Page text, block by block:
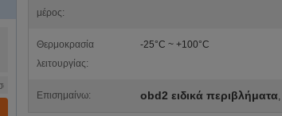
μέρος:
Θερμοκρασία
λειτουργίας:
-25°C ~ +100°C
Επισημαίνω: obd2 ειδικά περιβλήματα,